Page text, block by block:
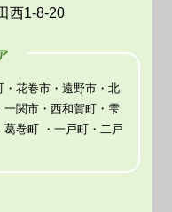
西1-8-20
・花巻市・遠野市・北
一関市・西和賀町・雫
巻町 ・一戸町・二戸